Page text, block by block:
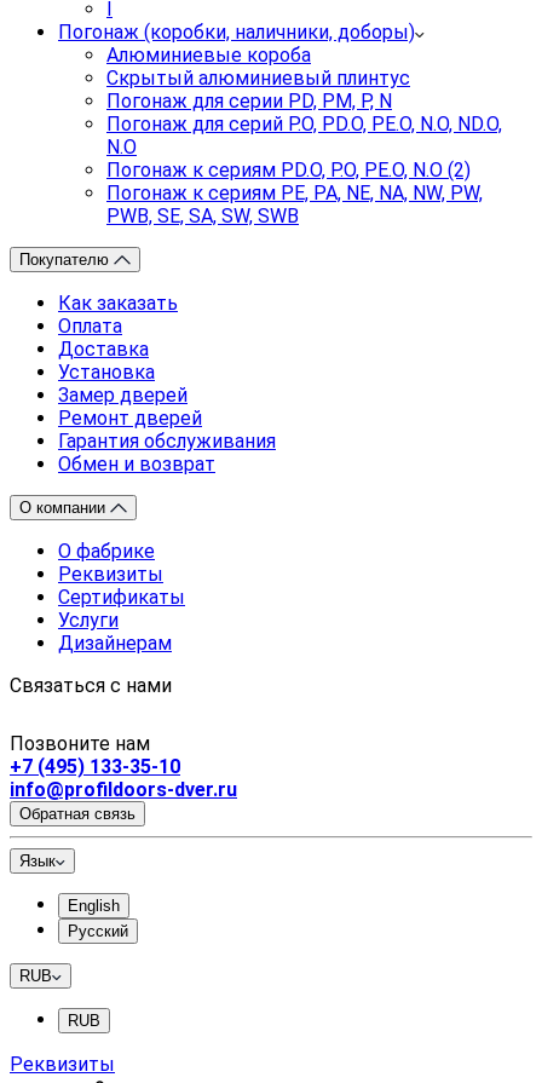
Погонаж (коробки, наличники, доборы)
Алюминиевые короба
Скрытый алюминиевый плинтус
Погонаж для серии PD, PM, P, N
Погонаж для серий P.O, PD.O, PE.O, N.O, ND.O,
N.O
Погонаж к сериям PD.O, P.O, PE.O, N.O (2)
Погонаж к сериям PE, PA, NE, NA, NW, PW,
PWB, SE, SA, SW, SWB
Покупателю
Как заказать
Оплата
Доставка
Установка
Замер дверей
Ремонт дверей
Гарантия обслуживания
Обмен и возврат
О компании
О фабрике
Реквизиты
Сертификаты
Услуги
Дизайнерам
Связаться с нами
Позвоните нам
+7 (495) 133-35-10
info@profildoors-dver.ru
Обратная связь
Язык
English
Русский
RUB
RUB
Реквизиты